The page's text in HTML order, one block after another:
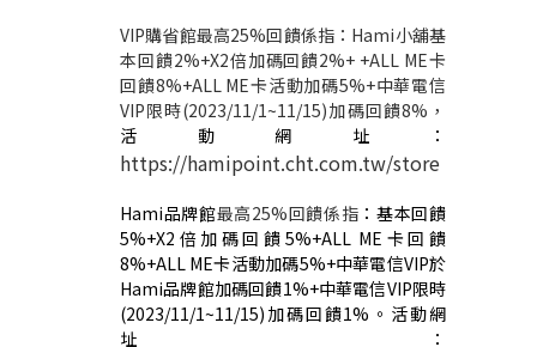
VIP購省館最高25%回饋係指： Hami小舖基
本回饋2%+X2倍加碼回饋2%+ +ALL ME卡
回饋8%+ALL ME卡活動加碼5%+中華電信
VIP限時(2023/11/1~11/15)加碼回饋8% ，
活動網址：
https://hamipoint.cht.com.tw/store
Hami品牌館最高25%回饋係指 ：基本回饋
5%+X2 倍加碼回饋 5%+ALL ME 卡回饋
8%+ALL ME卡活動加碼5%+中華電信VIP於
Hami品牌館加碼回饋1%+中華電信VIP限時
(2023/11/1~11/15) 加碼回饋1% 。活動網
址：